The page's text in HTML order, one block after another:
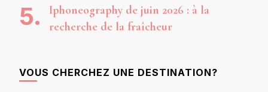
Iphoneography de juin 2026 : à la
recherche de la fraîcheur
VOUS CHERCHEZ UNE DESTINATION?